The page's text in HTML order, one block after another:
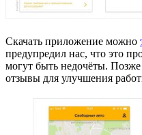
Скачать приложение можно
предупредил нас, что это
могут быть недочёты. Позже
отзывы для улучшения